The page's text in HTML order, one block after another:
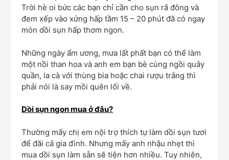
Trời hè oi bức các bạn chỉ cần cho sụn rã đông và
đem xếp vào xửng hấp tầm 15 – 20 phút đã có ngay
món dồi sụn hấp thơm ngon.
Những ngày ẩm ương, mưa lất phất bạn có thể làm
một nồi than hoa và anh em bạn bè cùng ngồi quây
quần, la cà với thùng bia hoặc chai rượu trắng thì
phải nói là say mồi quên lối về.
Dồi sụn ngon mua ở đâu?
Thường mấy chị em nội trợ thích tự làm dồi sụn tươi
để đãi cả gia đình. Nhưng mấy anh nhậu nhẹt thì
mua dồi sụn làm sẵn sẽ tiện hơn nhiều. Tuy nhiên,